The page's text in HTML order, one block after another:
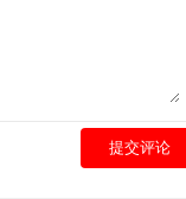
提交评论